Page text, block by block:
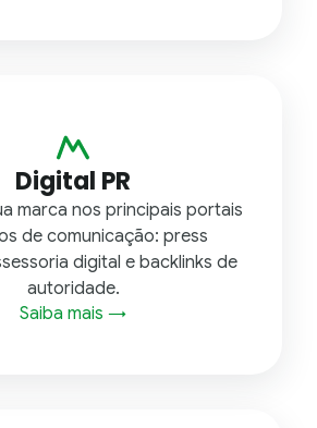
Digital PR
marca nos principais portais
de comunicação: press
digital e backlinks de
autoridade.
Saiba mais →